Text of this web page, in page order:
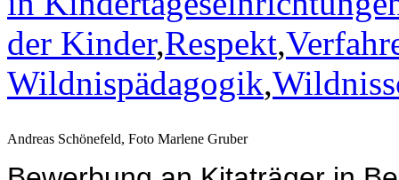
der Kinder,Respekt,
Wildnispädagogik,
Andreas Schönefeld, Foto Marlene Gruber